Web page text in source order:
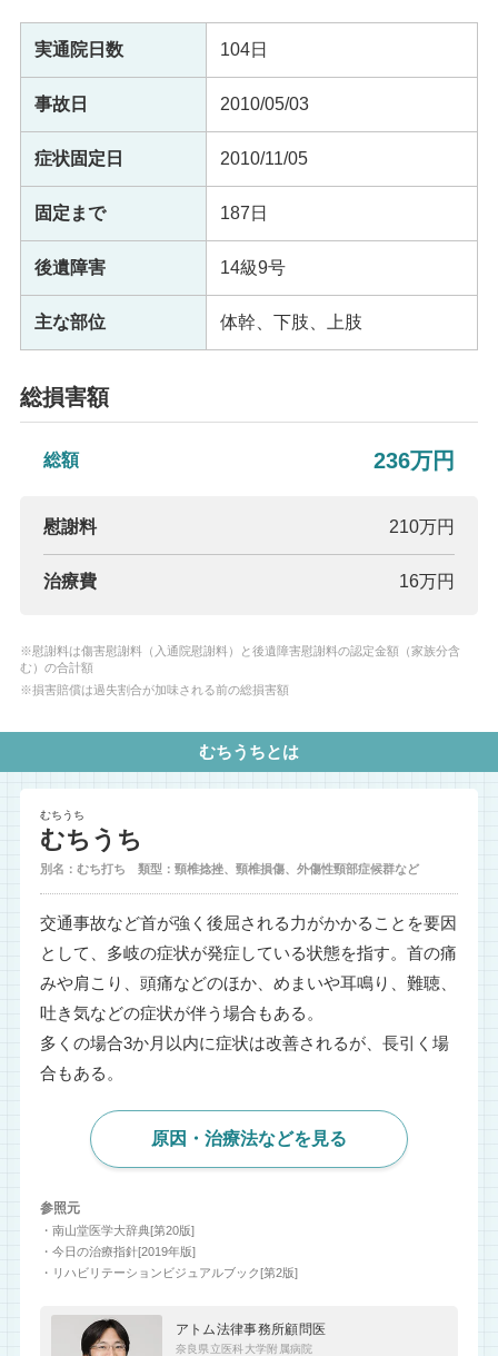
実通院日数 104日
事故日 2010/05/03
症状固定日 2010/11/05
固定まで 187日
後遺障害 14級9号
主な部位 体幹、下肢、上肢
総損害額
総額 236万円
慰謝料 210万円
治療費 16万円
※慰謝料は傷害慰謝料（入通院慰謝料）と後遺障害慰謝料の認定金額（家族分含
む）の合計額
※損害賠償は過失割合が加味される前の総損害額
むちうちとは
むちうち
むちうち
別名：むち打ち 類型：頸椎捻挫、頸椎損傷、外傷性頸部症候群など
交通事故など首が強く後屈される力がかかることを要因
として、多岐の症状が発症している状態を指す。首の痛
みや肩こり、頭痛などのほか、めまいや耳鳴り、難聴、
吐き気などの症状が伴う場合もある。
多くの場合3か月以内に症状は改善されるが、長引く場
合もある。
原因・治療法などを見る
参照元
・南山堂医学大辞典[第20版]
・今日の治療指針[2019年版]
・リハビリテーションビジュアルブック[第2版]
アトム法律事務所顧問医
奈良県立医科大学附属病院